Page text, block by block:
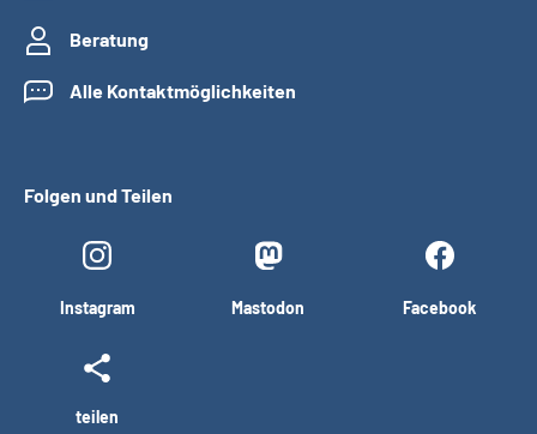
Beratung
Alle Kontaktmöglichkeiten
Folgen und Teilen
Instagram Mastodon Facebook
teilen